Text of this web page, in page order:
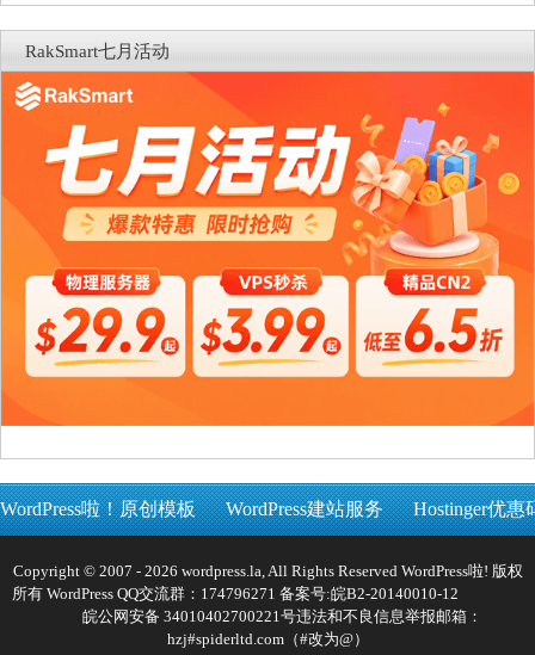
RakSmart七月活动
WordPress啦！原创模板 WordPress建站服务 Hostinger优惠
Copyright © 2007 - 2026 wordpress.la, All Rights Reserved WordPress啦! 版权
所有 WordPress QQ交流群：174796271 备案号:皖B2-20140010-12
皖公网安备 34010402700221号违法和不良信息举报邮箱：
hzj#spiderltd.com（#改为@）